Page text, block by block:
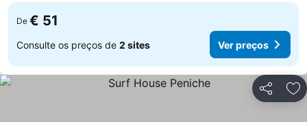
De € 51
Consulte os preços de 2 sites Ver preços
Partilhar